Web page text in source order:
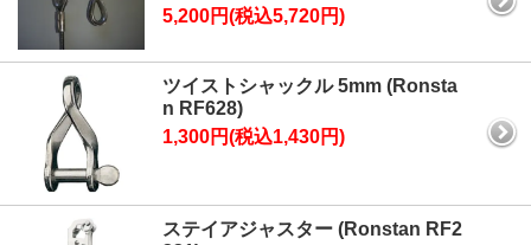
5,200円(税込5,720円)
ツイストシャックル 5mm (Ronsta
n RF628)
1,300円(税込1,430円)
ステイアジャスター (Ronstan RF2